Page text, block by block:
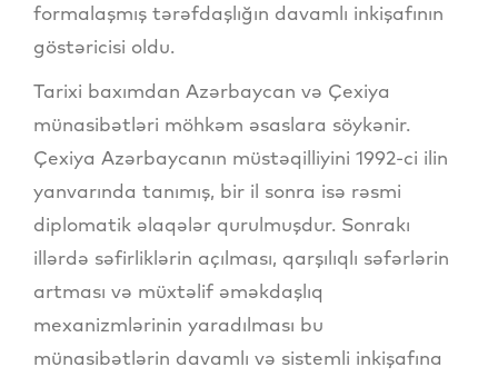
formalaşmış tərəfdaşlığın davamlı inkişafının
göstəricisi oldu.
Tarixi baxımdan Azərbaycan və Çexiya
münasibətləri möhkəm əsaslara söykənir.
Çexiya Azərbaycanın müstəqilliyini 1992-ci ilin
yanvarında tanımış, bir il sonra isə rəsmi
diplomatik əlaqələr qurulmuşdur. Sonrakı
illərdə səfirliklərin açılması, qarşılıqlı səfərlərin
artması və müxtəlif əməkdaşlıq
mexanizmlərinin yaradılması bu
münasibətlərin davamlı və sistemli inkişafına